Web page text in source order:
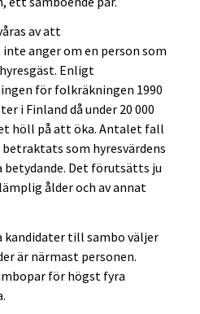
av att
anger om en person som
Enligt
för folkräkningen 1990
i Finland då under 20 000
höll på att öka. Antalet fall
som hyresvärdens
Det förutsätts ju
ålder och av annat
till sambo väljer
är närmast personen.
för högst fyra